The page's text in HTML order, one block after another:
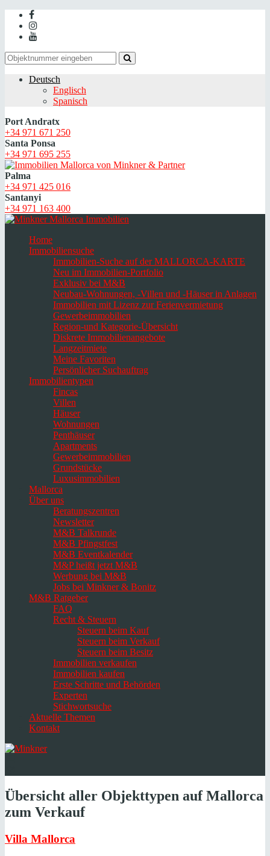
Deutsch
Englisch
Spanisch
Port Andratx
+34 971 671 250
Santa Ponsa
+34 971 695 255
Palma
+34 971 425 016
Santanyi
+34 971 163 400
Home
Immobiliensuche
Immobilien-Suche auf der MALLORCA-KARTE
Neu im Immobilien-Portfolio
Exklusiv bei M&B
Neubau-Wohnungen, -Villen und -Häuser in Anlagen
Immobilien mit Lizenz zur Ferienvermietung
Gewerbeimmobilien
Region-und Kategorie-Übersicht
Diskrete Immobilienangebote
Langzeitmiete
Meine Favoriten
Persönlicher Suchauftrag
Immobilientypen
Fincas
Villen
Häuser
Wohnungen
Penthäuser
Apartments
Gewerbeimmobilien
Grundstücke
Luxusimmobilien
Mallorca
Über uns
Beratungszentren
Newsletter
M&B Talkrunde
M&B Pfingstfest
M&B Eventkalender
M&P heißt jetzt M&B
Werbung bei M&B
Jobs bei Minkner & Bonitz
M&B Ratgeber
FAQ
Recht & Steuern
Steuern beim Kauf
Steuern beim Verkauf
Steuern beim Besitz
Immobilien verkaufen
Immobilien kaufen
Erste Schritte und Behörden
Experten
Stichwortsuche
Aktuelle Themen
Kontakt
Übersicht aller Objekttypen auf Mallorca
zum Verkauf
Villa Mallorca